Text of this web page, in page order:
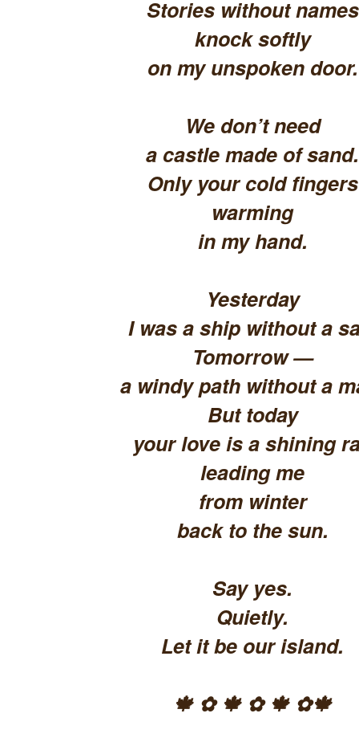
Stories without names
knock softly
on my unspoken door.
We don’t need
a castle made of sand.
Only your cold fingers
warming
in my hand.
Yesterday
I was a ship without a
Tomorrow —
a windy path without a
But today
your love is a shining
leading me
from winter
back to the sun.
Say yes.
Quietly.
Let it be our island.
🍁 ✿ 🍁 ✿ 🍁 ✿🍁